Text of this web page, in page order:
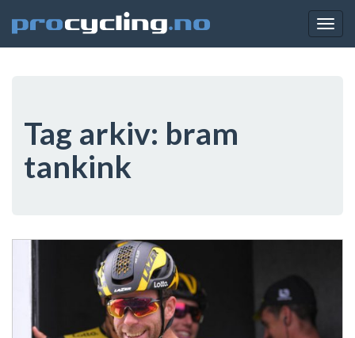
Tag arkiv: bram
tankink